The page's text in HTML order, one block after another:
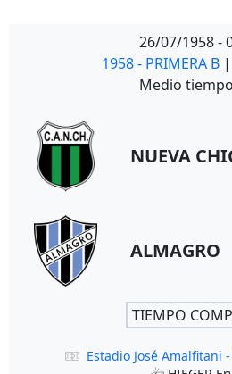
26/07/1958 -
1958 - PRIMERA B
Medio
NUEVA
ALMAGRO
TIEMPO
Estadio José Amalfitani -